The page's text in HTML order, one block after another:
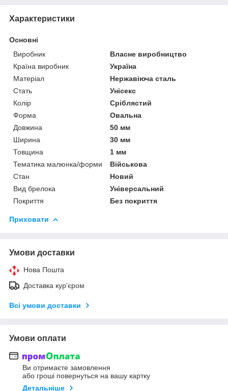
Характеристики
Основні
Виробник
Власне виробництво
Країна виробник
Україна
Матеріал
Нержавіюча сталь
Стать
Унісекс
Колір
Сріблястий
Форма
Овальна
Довжина
50 мм
Ширина
30 мм
Товщина
1 мм
Тематика малюнка/форми
Військова
Стан
Новий
Вид брелока
Універсальний
Покриття
Без покриття
Приховати
Умови доставки
Нова Пошта
Доставка кур'єром
Всі умови доставки
Умови оплати
Ви отримаєте замовлення
або гроші повернуться на вашу картку
Детальніше